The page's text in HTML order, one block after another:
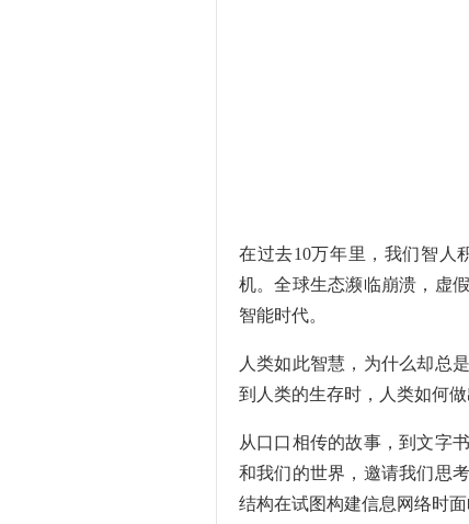
在过去10万年里，我们智人
机。全球生态濒临崩溃，虚
智能时代。
人类如此智慧，为什么却总
到人类的生存时，人类如何
从口口相传的故事，到文字
和我们的世界，邀请我们思
结构在试图构建信息网络时面